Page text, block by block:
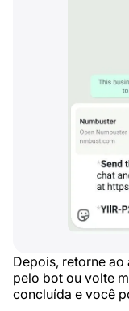
Depois, retorne
pelo bot ou volte
concluída e você